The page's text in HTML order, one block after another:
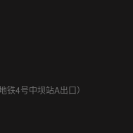
4号中坝站A出口）